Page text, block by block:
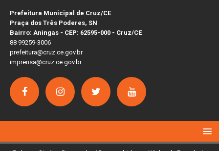
Prefeitura Municipal de Cruz/CE
Praça dos Três Poderes, SN
Bairro: Aningas - CEP: 62595-000 - Cruz/CE
88 99259-3006
prefeitura@cruz.ce.gov.br
imprensa@cruz.ce.gov.br